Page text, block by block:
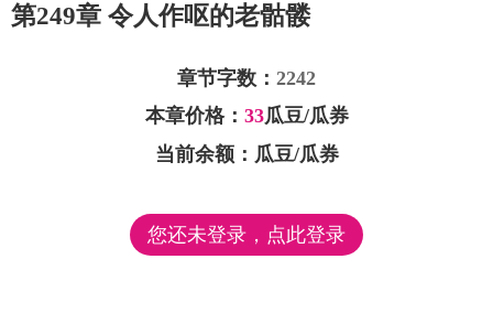
第249章 令人作呕的老骷髅
章节字数： 2242
本章价格： 33瓜豆/瓜券
当前余额： 瓜豆/瓜券
您还未登录，点此登录